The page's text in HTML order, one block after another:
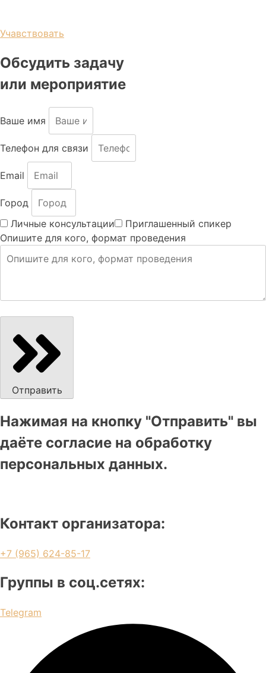
Учавствовать
Обсудить задачу
или мероприятие
Ваше имя
Телефон для связи
Email
Город
Личные консультации
Приглашенный спикер
Опишите для кого, формат проведения
Отправить
Нажимая на кнопку "Отправить" вы
даёте согласие на обработку
персональных данных.
Контакт организатора:
+7 (965) 624-85-17
Группы в соц.сетях:
Telegram